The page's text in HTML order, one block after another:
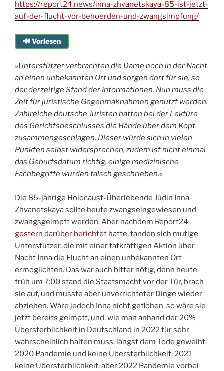
https://report24.news/inna-zhvanetskaya-85-ist-jetzt-
auf-der-flucht-vor-behoerden-und-zwangsimpfung/
🔊 Vorlesen
»Unterstützer verbrachten die Dame noch in der Nacht
an einen unbekannten Ort und sorgen dort für sie, so
der derzeitige Stand der Informationen. Nun muss die
Zeit für juristische Gegenmaßnahmen genutzt werden.
Zahlreiche deutsche Juristen hatten bei der Lektüre
des Gerichtsbeschlusses die Hände über dem Kopf
zusammengeschlagen. Dieser würde sich in vielen
Punkten selbst widersprechen, zudem ist nicht einmal
das Geburtsdatum richtig, einige medizinische
Fachbegriffe wurden falsch geschrieben.«
Die 85-jährige Holocaust-Überlebende Jüdin Inna
Zhvanetskaya sollte heute zwangseingewiesen und
zwangsgeimpft werden. Aber nachdem Report24
gestern darüber berichtet hatte, fanden sich mutige
Unterstützer, die mit einer tatkräftigen Aktion über
Nacht Inna die Flucht an einen unbekannten Ort
ermöglichten. Das war auch bitter nötig, denn heute
früh um 7:00 stand die Staatsmacht vor der Tür, brach
sie auf, und musste aber unverrichteter Dinge wieder
abziehen. Wäre jedoch Inna nicht geflohen, so wäre sie
jetzt bereits geimpft, und, wie man anhand der 20%
Übersterblichkeit in Deutschland in 2022 für sehr
wahrscheinlich halten muss, längst dem Tode geweiht.
2020 Pandemie und keine Übersterblichkeit, 2021
keine Übersterblichkeit, aber 2022 Pandemie vorbei